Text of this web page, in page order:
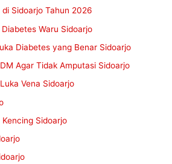
Sidoarjo Tahun 2026
Waru Sidoarjo
Diabetes yang Benar Sidoarjo
Agar Tidak Amputasi Sidoarjo
Vena Sidoarjo
Sidoarjo